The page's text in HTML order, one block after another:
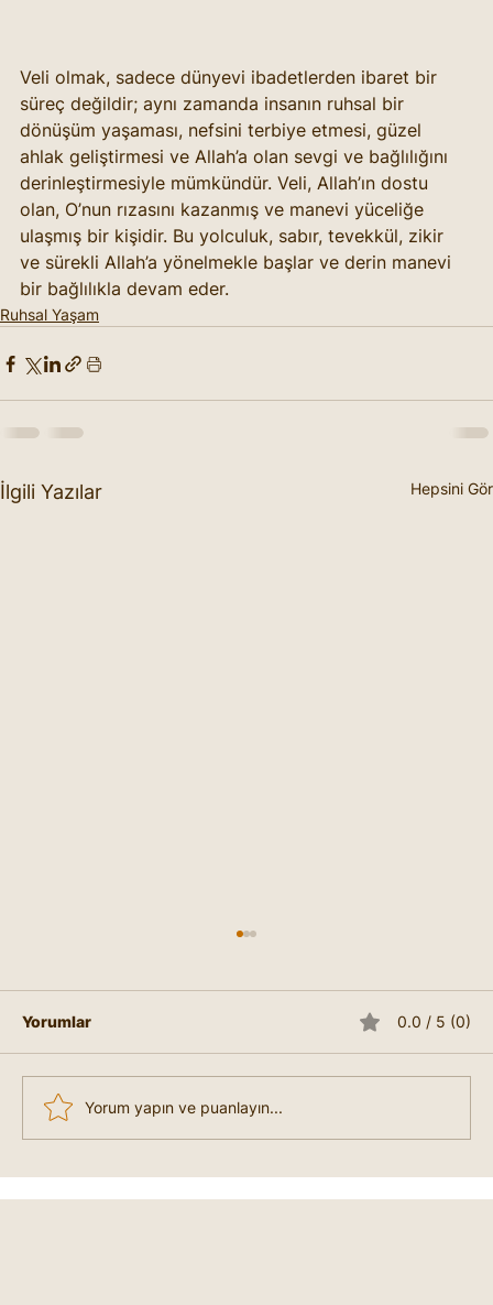
Veli olmak, sadece dünyevi ibadetlerden ibaret bir
süreç değildir; aynı zamanda insanın ruhsal bir
dönüşüm yaşaması, nefsini terbiye etmesi, güzel
ahlak geliştirmesi ve Allah’a olan sevgi ve bağlılığını
derinleştirmesiyle mümkündür. Veli, Allah’ın dostu
olan, O’nun rızasını kazanmış ve manevi yüceliğe
ulaşmış bir kişidir. Bu yolculuk, sabır, tevekkül, zikir
ve sürekli Allah’a yönelmekle başlar ve derin manevi
bir bağlılıkla devam eder.
Ruhsal Yaşam
İlgili Yazılar Hepsini Gör
Yorumlar 0.0 / 5 (0)
Yorum yapın ve puanlayın...